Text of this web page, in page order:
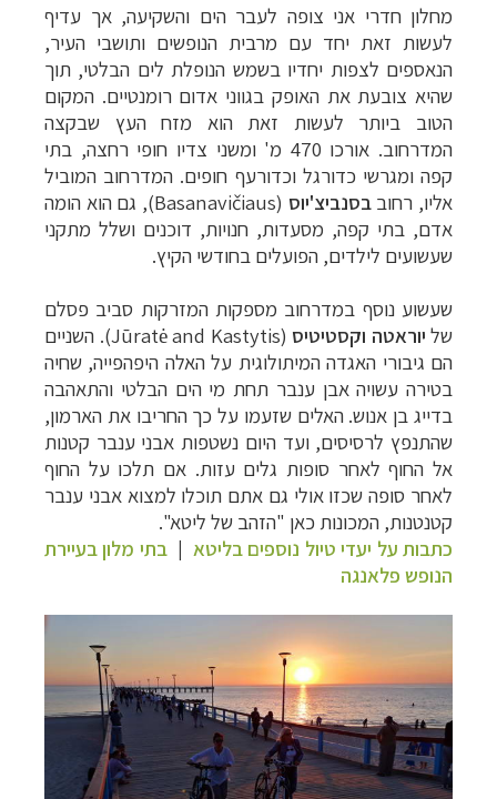
מחלון חדרי אני צופה לעבר הים והשקיעה, אך עדיף
לעשות זאת יחד עם מרבית הנופשים ותושבי העיר,
הנאספים לצפות יחדיו בשמש הנופלת לים הבלטי, תוך
שהיא צובעת את האופק בגווני אדום רומנטיים. המקום
הטוב ביותר לעשות זאת הוא מזח העץ שבקצה
המדרחוב. אורכו 470 מ' ומשני צדיו חופי רחצה, בתי
קפה ומגרשי כדורגל וכדורעף חופים. המדרחוב המוביל
אליו, רחובבסנביצ'יוס (
Basanavičiaus), גם הוא הומה
אדם, בתי קפה, מסעדות, חנויות, דוכנים ושלל מתקני
שעשועים לילדים, הפועלים בחודשי הקיץ.
שעשוע נוסף במדרחוב מספקות המזרקות סביב פסלם
של יוראטה וקסטיטיס (
Jūratė and Kastytis). השניים
הם גיבורי האגדה המיתולוגית על האלה היפהפייה, שחיה
בטירה עשויה אבן ענבר תחת מי הים הבלטי והתאהבה
בדייג בן אנוש. האלים שזעמו על כך החריבו את הארמון,
שהתנפץ לרסיסים, ועד היום נשטפות אבני ענבר קטנות
אל החוף לאחר סופות גלים עזות. אם תלכו על החוף
לאחר סופה שכזו אולי גם אתם תוכלו למצוא אבני ענבר
קטנטנות, המכונות כאן "הזהב של ליטא".
כתבות על יעדי טיול נוספים בליטא |בתי מלון בעיירת
הנופש פלאנגה